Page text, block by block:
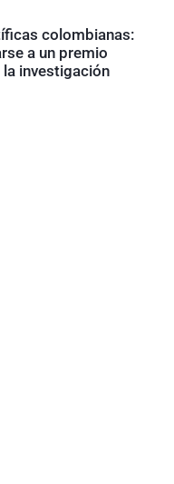
colombianas:
a un premio
investigación